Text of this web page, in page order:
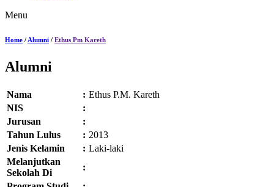
Menu
Home / Alumni / Ethus Pm Kareth
Alumni
Nama : Ethus P.M. Kareth
NIS
:
Jurusan
:
Tahun Lulus
: 2013
Jenis Kelamin
: Laki-laki
Melanjutkan
Sekolah Di
: